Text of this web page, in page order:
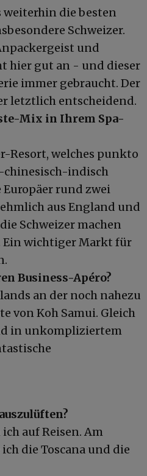
weiterhin die besten
Schweizer.
und
hier gut an - und dieser
immer gebraucht. Der
letztlich entscheidend.
Mix in Ihrem Spa-
Resort, welches punkto
chinesisch-indisch
rund zwei
aus England und
Schweizer machen
Ein wichtiger Markt für
Business-Apéro?
an der noch nahezu
von Koh Samui. Gleich
in unkompliziertem
auf Reisen. Am
die Toscana und die